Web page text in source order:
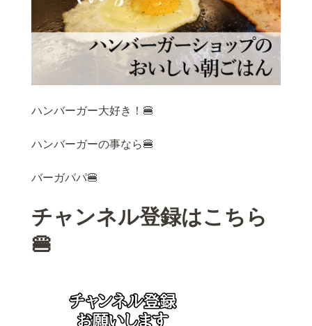
ハンバーガー大好き！🍔
ハンバーガーの事なら🍔
バーガパパ🍔
チャンネル登録はこちら
🍔